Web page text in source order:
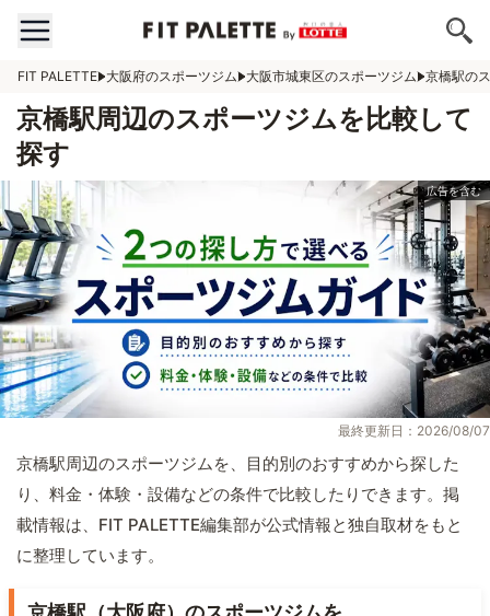
FIT PALETTE 大阪府のスポーツジム 大阪市城東区のスポーツジム 京橋駅の
京橋駅周辺のスポーツジムを比較して
探す
最終更新日：2026/08/07
京橋駅周辺のスポーツジムを、目的別のおすすめから探した
り、料金・体験・設備などの条件で比較したりできます。掲
載情報は、FIT PALETTE編集部が公式情報と独自取材をもと
に整理しています。